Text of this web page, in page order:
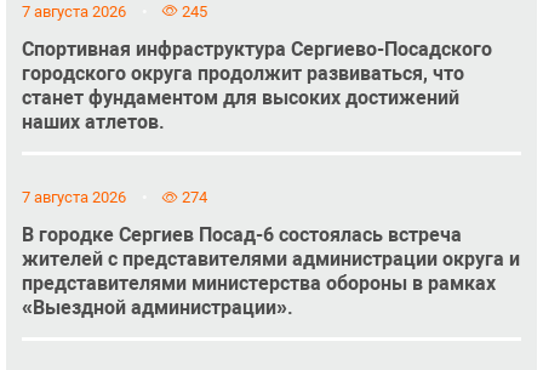
7 августа 2026 245
Спортивная инфраструктура Сергиево-Посадского
городского округа продолжит развиваться, что
станет фундаментом для высоких достижений
наших атлетов.
7 августа 2026 274
В городке Сергиев Посад-6 состоялась встреча
жителей с представителями администрации округа и
представителями министерства обороны в рамках
«Выездной администрации».